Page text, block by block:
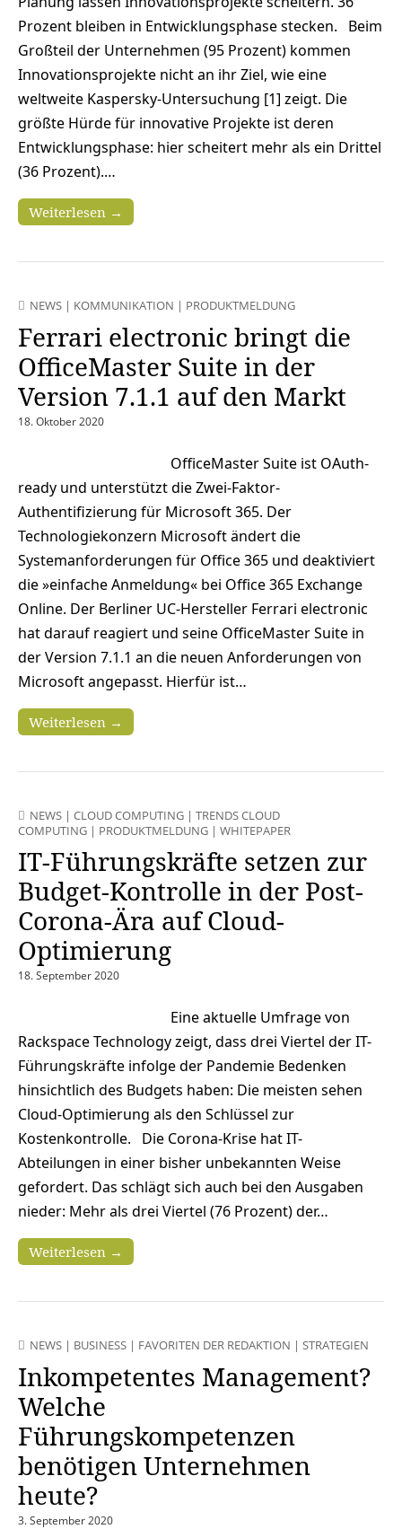
Prozent bleiben in Entwicklungsphase stecken. Beim
Großteil der Unternehmen (95 Prozent) kommen
Innovationsprojekte nicht an ihr Ziel, wie eine
weltweite Kaspersky-Untersuchung [1] zeigt. Die
größte Hürde für innovative Projekte ist deren
Entwicklungsphase: hier scheitert mehr als ein Drittel
(36 Prozent).…
Weiterlesen →
NEWS | KOMMUNIKATION | PRODUKTMELDUNG
Ferrari electronic bringt die
OfficeMaster Suite in der
Version 7.1.1 auf den Markt
18. Oktober 2020
OfficeMaster Suite ist OAuth-
ready und unterstützt die Zwei-Faktor-
Authentifizierung für Microsoft 365. Der
Technologiekonzern Microsoft ändert die
Systemanforderungen für Office 365 und deaktiviert
die »einfache Anmeldung« bei Office 365 Exchange
Online. Der Berliner UC-Hersteller Ferrari electronic
hat darauf reagiert und seine OfficeMaster Suite in
der Version 7.1.1 an die neuen Anforderungen von
Microsoft angepasst. Hierfür ist…
Weiterlesen →
NEWS | CLOUD COMPUTING | TRENDS CLOUD
COMPUTING | PRODUKTMELDUNG | WHITEPAPER
IT-Führungskräfte setzen zur
Budget-Kontrolle in der Post-
Corona-Ära auf Cloud-
Optimierung
18. September 2020
Eine aktuelle Umfrage von
Rackspace Technology zeigt, dass drei Viertel der IT-
Führungskräfte infolge der Pandemie Bedenken
hinsichtlich des Budgets haben: Die meisten sehen
Cloud-Optimierung als den Schlüssel zur
Kostenkontrolle. Die Corona-Krise hat IT-
Abteilungen in einer bisher unbekannten Weise
gefordert. Das schlägt sich auch bei den Ausgaben
nieder: Mehr als drei Viertel (76 Prozent) der…
Weiterlesen →
NEWS | BUSINESS | FAVORITEN DER REDAKTION | STRATEGIEN
Inkompetentes Management?
Welche
Führungskompetenzen
benötigen Unternehmen
heute?
3. September 2020